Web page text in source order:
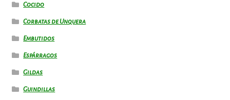
Cocido
Corbatas de Unquera
Embutidos
Espárragos
Gildas
Guindillas